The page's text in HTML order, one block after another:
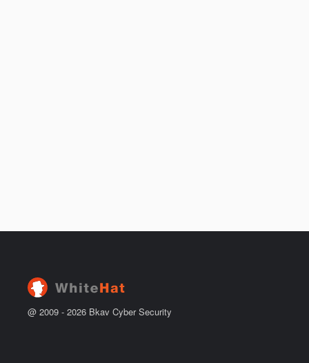
@ 2009 - 2026 Bkav Cyber Security